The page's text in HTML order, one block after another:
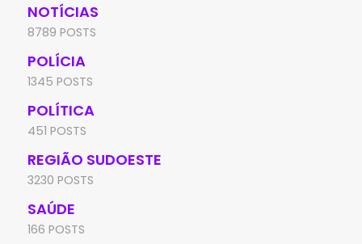
NOTÍCIAS
8789 POSTS
POLÍCIA
1345 POSTS
POLÍTICA
451 POSTS
REGIÃO SUDOESTE
3230 POSTS
SAÚDE
166 POSTS